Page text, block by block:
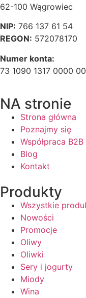
62-100 Wągrowiec
NIP: 766 137 61 54
REGON: 572078170
Numer konta:
73 1090 1317 0000
NA stronie
Strona główna
Poznajmy się
Współpraca B2B
Blog
Kontakt
Produkty
Wszystkie
Nowości
Promocje
Oliwy
Oliwki
Sery i jogurty
Miody
Wina